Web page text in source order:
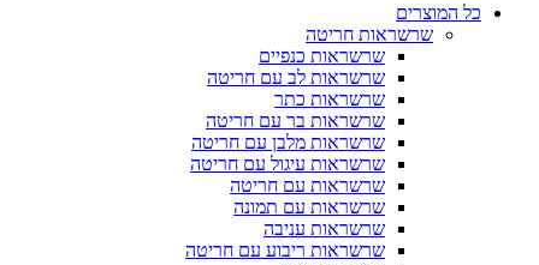
כל המוצרים
שרשראות חריטה
שרשראות כנפיים
שרשראות לב עם חריטה
שרשראות כתר
שרשראות בר עם חריטה
שרשראות מלבן עם חריטה
שרשראות עיגול עם חריטה
שרשראות עם חריטה
שרשראות עם תמונה
שרשראות עניבה
שרשראות ריבוע עם חריטה